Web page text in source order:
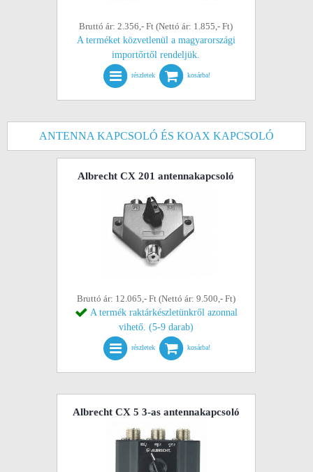
Bruttó ár: 2.356,- Ft (Nettó ár: 1.855,- Ft)
A terméket közvetlenül a magyarországi
importőrtől rendeljük.
részletek kosárba!
ANTENNA KAPCSOLÓ ÉS KOAX KAPCSOLÓ
Albrecht CX 201 antennakapcsoló
Bruttó ár: 12.065,- Ft (Nettó ár: 9.500,- Ft)
A termék raktárkészletünkről azonnal
vihető. (5-9 darab)
részletek kosárba!
Albrecht CX 5 3-as antennakapcsoló